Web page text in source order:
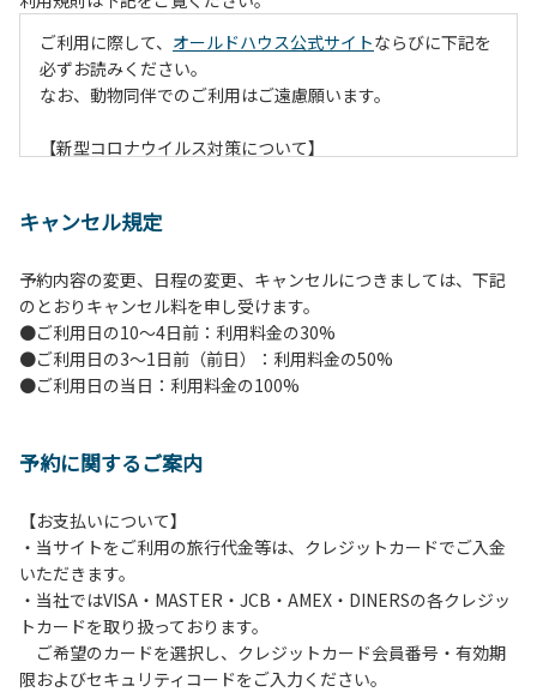
ご利用に際して、 オールドハウス公式サイトならびに下記を
必ずお読みください。
なお、動物同伴でのご利用はご遠慮願います。
【新型コロナウイルス対策について】
また、今後の状況次第で変わる場合がありますのでご了承く
【ペンションでの取り組み】
・お食事は席数を減らしソーシャルディスタンスを確保して
のお食事。
・お食事は18時と19時の2回に分けて行います。（ご希望の
・玄関、食堂に手指の消毒スプレーを設置。
・定期的な施設の消毒。
・スタッフの体調管理、健康チェックの徹底。
・使い捨てスリッパをご用意しております。
・施設内の換気。
※食事中は窓を開けて換気をさせていただく場合がございま
す。また、山の上なので朝晩は冷えます。服装は１枚多めに
ご用意ください。
キャンセル規定
予約内容の変更、日程の変更、キャンセルにつきましては、下記
のとおりキャンセル料を申し受けます。
●ご利用日の10～4日前：利用料金の30%
●ご利用日の3～1日前（前日）：利用料金の50%
●ご利用日の当日：利用料金の100%
予約に関するご案内
【お支払いについて】
・当サイトをご利用の旅行代金等は、クレジットカードでご入金
いただきます。
・当社ではVISA・MASTER・JCB・AMEX・DINERSの各クレジッ
トカードを取り扱っております。
ご希望のカードを選択し、クレジットカード会員番号・有効期
限およびセキュリティコードをご入力ください。